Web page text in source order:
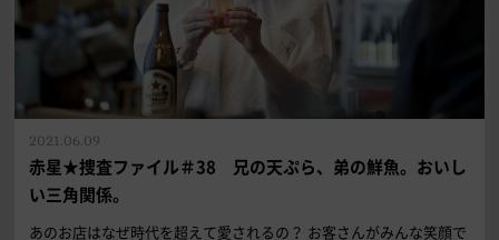
赤星★捜査ファイル＃38 兄の天ぷら、弟の鮮魚。おいし
い三角関係。
2021.06.09
あのお店はなぜ時代を超えて愛されるの？ お客さんがみんな笑顔で